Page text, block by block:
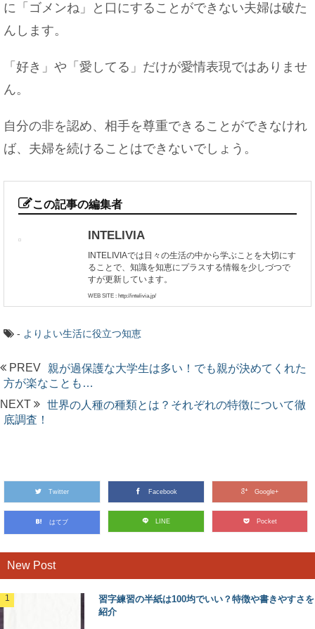
に「ゴメンね」と口にすることができない夫婦は破た
んします。
「好き」や「愛してる」だけが愛情表現ではありませ
ん。
自分の非を認め、相手を尊重できることができなけれ
ば、夫婦を続けることはできないでしょう。
この記事の編集者
INTELIVIA
INTELIVIAでは日々の生活の中から学ぶことを大切にす
ることで、知識を知恵にプラスする情報を少しづつで
すが更新しています。
WEB SITE : http://intelivia.jp/
- よりよい生活に役立つ知恵
PREV
親が過保護な大学生は多い！でも親が決めてくれた
方が楽なことも…
NEXT
世界の人種の種類とは？それぞれの特徴について徹
底調査！
Twitter Facebook Google+
はてブ LINE Pocket
New Post
習字練習の半紙は100均でいい？特徴や書きやすさを
紹介